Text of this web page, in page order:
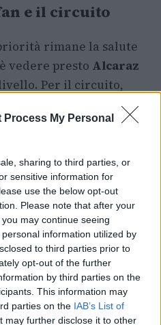
Process My Personal
sharing to third parties, or
sensitive information for
use the below opt-out
Please note that after your
may continue seeing
information utilized by
to third parties prior to
opt-out of the further
by third parties on the
This information may
parties on the IAB’s List of
may further disclose it to other
e il circuito
rimane la salute
vedere presto Alcaraz
Per il circuito,
riferimento come il suo
termini di attrattiva,
e nuove stelle pronte a
ulteriori bollettini
sulle
la data del